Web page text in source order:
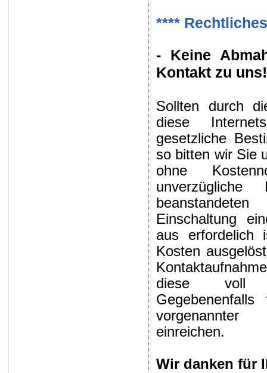
****
- Keine
Kontakt zu
Sollten durch
diese
gesetzliche
so bitten wir Sie
ohne
Einschaltung
aus erfordelich
Kosten
diese voll
vorgenannter
einreichen.
Wir danken für